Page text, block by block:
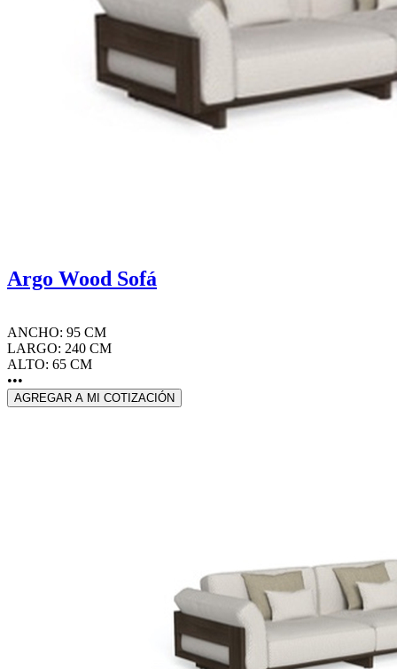
Argo Wood Sofá
ANCHO: 95 CM
LARGO: 240 CM
ALTO: 65 CM
•••
AGREGAR A MI COTIZACIÓN